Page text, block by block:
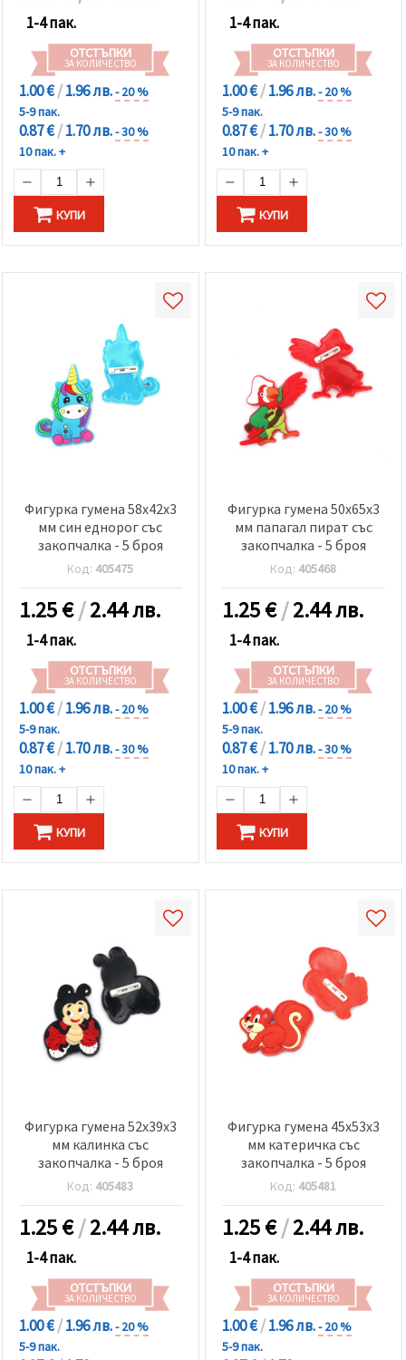
1-4 пак.
ОТСТЪПКИ
ЗА КОЛИЧЕСТВО
1.00 €/1.96 лв.- 20 %
5-9 пак.
0.87 €/1.70 лв.- 30 %
10 пак. +
КУПИ
1-4 пак.
ОТСТЪПКИ
ЗА КОЛИЧЕСТВО
1.00 €/1.96 лв.- 20 %
5-9 пак.
0.87 €/1.70 лв.- 30 %
10 пак. +
КУПИ
Фигурка гумена 58x42x3
мм син еднорог със
закопчалка - 5 броя
Код: 405475
1.25€/2.44 лв.
1-4 пак.
ОТСТЪПКИ
ЗА КОЛИЧЕСТВО
1.00 €/1.96 лв.- 20 %
5-9 пак.
0.87 €/1.70 лв.- 30 %
10 пак. +
КУПИ
Фигурка гумена 50x65x3
мм папагал пират със
закопчалка - 5 броя
Код: 405468
1.25€/2.44 лв.
1-4 пак.
ОТСТЪПКИ
ЗА КОЛИЧЕСТВО
1.00 €/1.96 лв.- 20 %
5-9 пак.
0.87 €/1.70 лв.- 30 %
10 пак. +
КУПИ
Фигурка гумена 52x39x3
мм калинка със
закопчалка - 5 броя
Код: 405483
1.25€/2.44 лв.
1-4 пак.
ОТСТЪПКИ
ЗА КОЛИЧЕСТВО
1.00 €/1.96 лв.- 20 %
5-9 пак.
Фигурка гумена 45x53x3
мм катеричка със
закопчалка - 5 броя
Код: 405481
1.25€/2.44 лв.
1-4 пак.
ОТСТЪПКИ
ЗА КОЛИЧЕСТВО
1.00 €/1.96 лв.- 20 %
5-9 пак.